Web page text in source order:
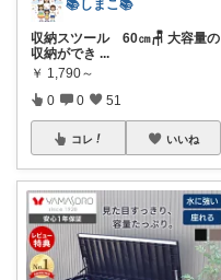
📚しまこ📚
収納スツール 60㎝🪑 大容量の
収納ができ ...
￥ 1,790～
0 0 51
コレ いいね